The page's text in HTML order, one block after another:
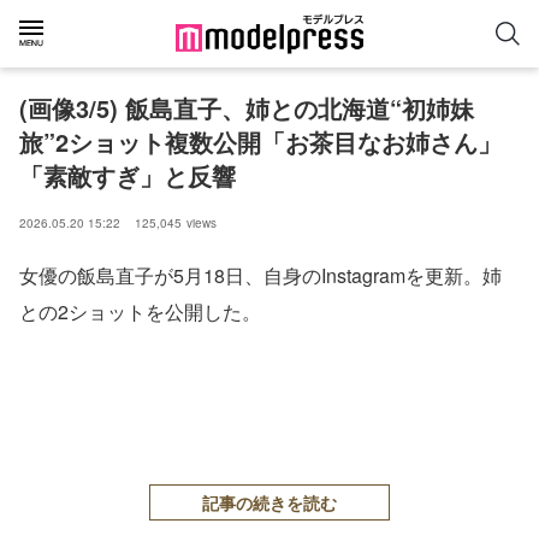
(画像3/5) 飯島直子、姉との北海道“初姉妹
旅”2ショット複数公開「お茶目なお姉さん」
「素敵すぎ」と反響
2026.05.20 15:22 125,045 views
女優の飯島直子が5月18日、自身のInstagramを更新。姉
との2ショットを公開した。
記事の続きを読む